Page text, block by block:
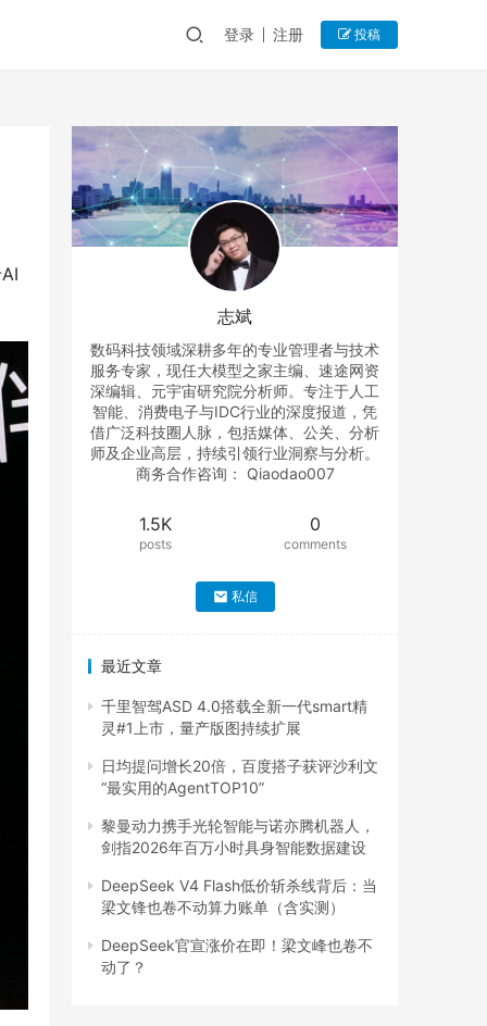
登录 注册 投稿
志斌
数码科技领域深耕多年的专业管理者与技术
服务专家，现任大模型之家主编、速途网资
深编辑、元宇宙研究院分析师。专注于人工
智能、消费电子与IDC行业的深度报道，凭
借广泛科技圈人脉，包括媒体、公关、分析
师及企业高层，持续引领行业洞察与分析。
商务合作咨询： Qiaodao007
1.5K
posts
0
comments
私信
最近文章
千里智驾ASD 4.0搭载全新一代smart精
灵#1上市，量产版图持续扩展
日均提问增长20倍，百度搭子获评沙利文
“最实用的AgentTOP10”
黎曼动力携手光轮智能与诺亦腾机器人，
剑指2026年百万小时具身智能数据建设
DeepSeek V4 Flash低价斩杀线背后：当
梁文锋也卷不动算力账单（含实测）
DeepSeek官宣涨价在即！梁文峰也卷不
动了？